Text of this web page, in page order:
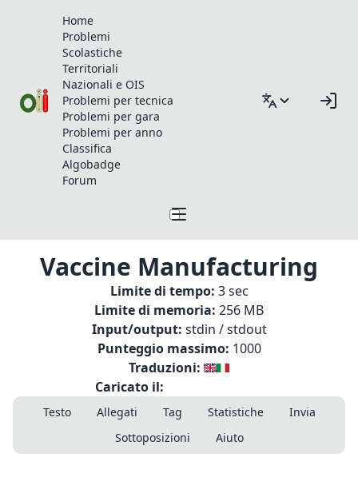
Home
Problemi
Scolastiche
Territoriali
Nazionali e OIS
Problemi per tecnica
Problemi per gara
Problemi per anno
Classifica
Algobadge
Forum
Vaccine Manufacturing
Limite di tempo: 3 sec
Limite di memoria: 256 MB
Input/output: stdin / stdout
Punteggio massimo: 1000
Traduzioni:
Caricato il:
Testo Allegati Tag Statistiche
Invia
Sottoposizioni
Aiuto